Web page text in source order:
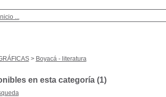
...
> Boyacá - literatura
en esta categoría (1)